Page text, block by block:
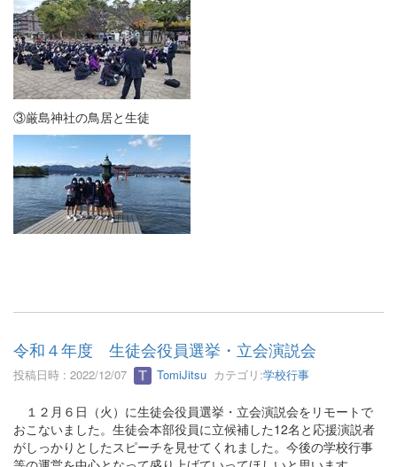
③厳島神社の鳥居と生徒
令和４年度 生徒会役員選挙・立会演説会
投稿日時 : 2022/12/07 TomiJitsu カテゴリ:学校行事
１２月６日（火）に生徒会役員選挙・立会演説会をリモートで
おこないました。生徒会本部役員に立候補した12名と応援演説者
がしっかりとしたスピーチを見せてくれました。今後の学校行事